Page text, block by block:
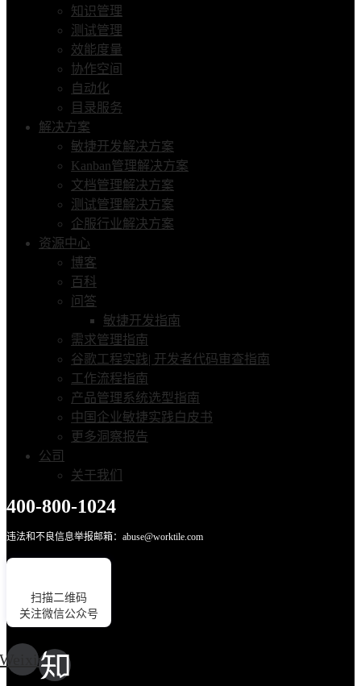
知识管理
测试管理
效能度量
协作空间
自动化
目录服务
解决方案
敏捷开发解决方案
Kanban管理解决方案
文档管理解决方案
测试管理解决方案
企服行业解决方案
资源中心
博客
百科
问答
敏捷开发指南
需求管理指南
谷歌工程实践| 开发者代码审查指南
工作流程指南
产品管理系统选型指南
中国企业敏捷实践白皮书
更多洞察报告
公司
关于我们
400-800-1024
违法和不良信息举报邮箱：abuse@worktile.com
扫描二维码
关注微信公众号
Weixin